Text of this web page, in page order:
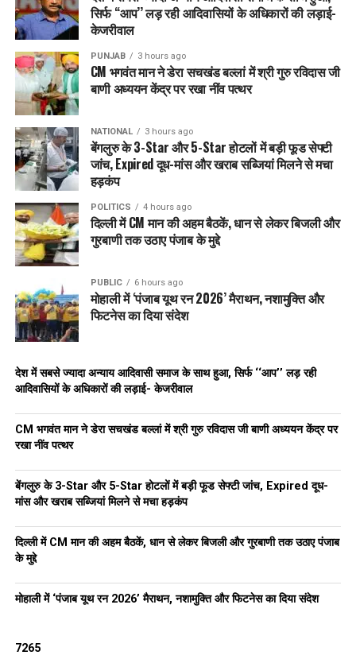
सिर्फ ‘‘आप’’ लड़ रही आदिवासियों के अधिकारों की लड़ाई-
केजरीवाल
PUNJAB 3 hours ago
CM भगवंत मान ने डेरा सचखंड बल्लां में श्री गुरु रविदास जी
बाणी अध्ययन केंद्र पर रखा नींव पत्थर
NATIONAL 3 hours ago
बेंगलुरु के 3-Star और 5-Star होटलों में बड़ी फूड सेफ्टी
जांच, Expired दूध-मांस और खराब सब्जियां मिलने से मचा
हड़कंप
POLITICS 4 hours ago
दिल्ली में CM मान की अहम बैठकें, धान से लेकर बिजली और
गुरबाणी तक उठाए पंजाब के मुद्दे
PUBLIC 6 hours ago
मोहाली में ‘पंजाब यूथ रन 2026’ मैराथन, नशामुक्ति और
फिटनेस का दिया संदेश
देश में सबसे ज्यादा अन्याय आदिवासी समाज के साथ हुआ, सिर्फ ‘‘आप’’ लड़ रही
आदिवासियों के अधिकारों की लड़ाई- केजरीवाल
CM भगवंत मान ने डेरा सचखंड बल्लां में श्री गुरु रविदास जी बाणी अध्ययन केंद्र पर
रखा नींव पत्थर
बेंगलुरु के 3-Star और 5-Star होटलों में बड़ी फूड सेफ्टी जांच, Expired दूध-
मांस और खराब सब्जियां मिलने से मचा हड़कंप
दिल्ली में CM मान की अहम बैठकें, धान से लेकर बिजली और गुरबाणी तक उठाए पंजाब
के मुद्दे
मोहाली में ‘पंजाब यूथ रन 2026’ मैराथन, नशामुक्ति और फिटनेस का दिया संदेश
7265